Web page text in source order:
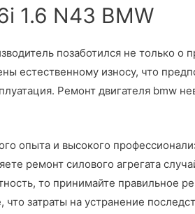
1.6 N43 BMW
позаботился не только о
естественному износу, что
Ремонт двигателя bmw
опыта и высокого
ремонт силового агрегата
то принимайте правильное
затраты на устранение